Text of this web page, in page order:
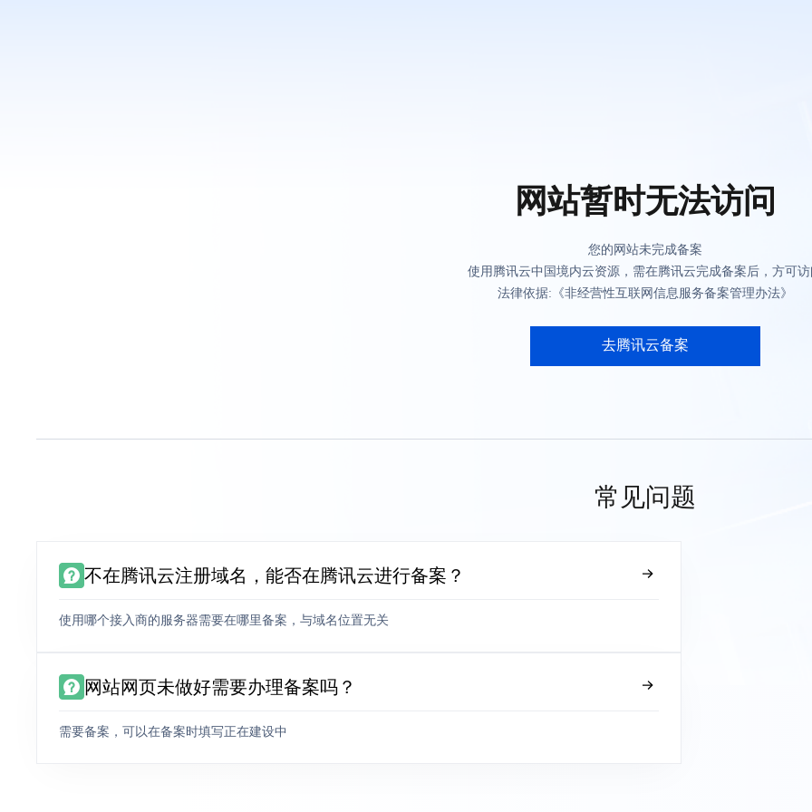
网站暂时无法访问
您的网站未完成备案
使用腾讯云中国境内云资源，需在腾讯云完成备案后，方可
法律依据:《非经营性互联网信息服务备案管理办法》
去腾讯云备案
常见问题
不在腾讯云注册域名，能否在腾讯云进行备案？
使用哪个接入商的服务器需要在哪里备案，与域名位置无关
网站网页未做好需要办理备案吗？
需要备案，可以在备案时填写正在建设中